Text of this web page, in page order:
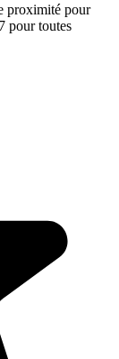
proximité pour
pour toutes